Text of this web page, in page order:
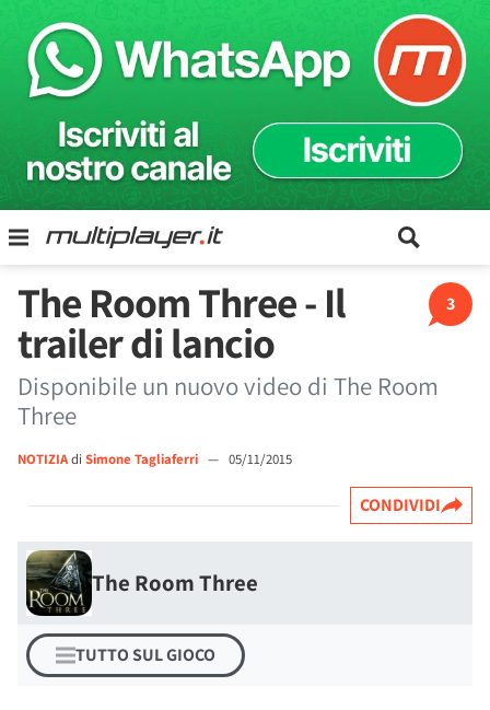
3
The Room Three - Il
trailer di lancio
Disponibile un nuovo video di The Room
Three
NOTIZIAdi Simone Tagliaferri — 05/11/2015
CONDIVIDI
The Room Three
TUTTO SUL GIOCO